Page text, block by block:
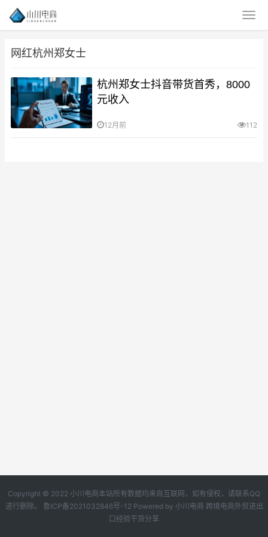
网红杭州郑女士
杭州郑女士抖音带货首秀，8000
元收入
12月前 112
Copyright © 2022 小川电商本站所有数据均来自互联网，如有侵权，请联系QQ
进行删除。 鲁ICP备2021032846号-12 Powered by 小川电商 跨境电商外贸进出
口经验干货分享